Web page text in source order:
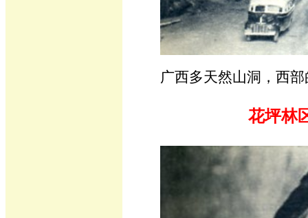
广西多天然山洞，西
花坪林